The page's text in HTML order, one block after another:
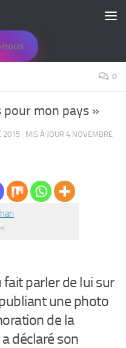
nous
0
pour mon pays »
2015 · MIS À JOUR 4 NOVEMBRE
fait parler de lui sur
une photo
de la
déclaré son